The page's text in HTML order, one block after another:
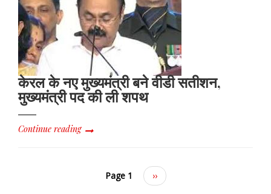
केरल के नए मुख्यमंत्री बने वीडी सतीशन,
मुख्यमंत्री पद की ली शपथ
Continue reading
Page 1
Next
page
››